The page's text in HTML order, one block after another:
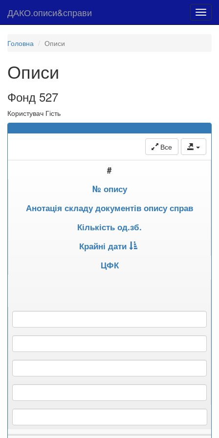
ДАКО.описи&справи
Головна Описи
Описи
Фонд 527
Користувач Гість
Все
#
№ опису
Анотація складу документів опису справ
Кількість од.зб.
Крайні дати
ЦФК